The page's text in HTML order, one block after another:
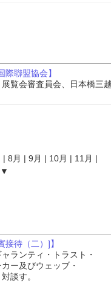
際聯盟協会】
覧会審査員会、日本橋三
| 8月 | 9月 | 10月 | 11月 |
▼
待（二）]】
ランティ・トラスト・
ー及びウェッブ・
談す。